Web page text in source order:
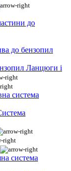
до
до бензопил
Ланцюги і
система
система